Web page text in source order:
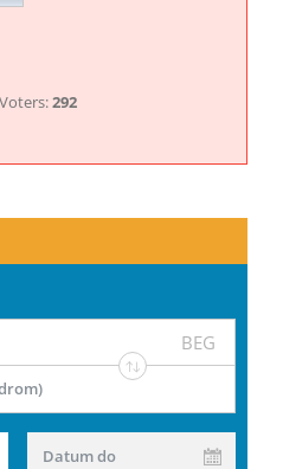
292
BEG
Datum do